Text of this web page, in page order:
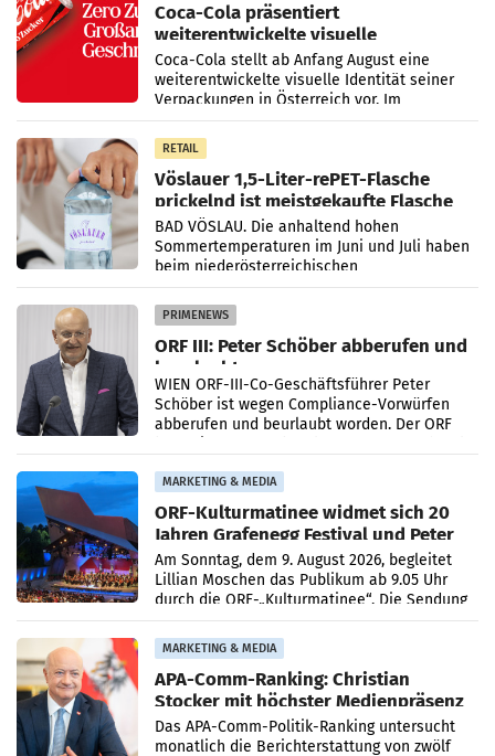
Coca-Cola präsentiert
weiterentwickelte visuelle
Markenidentität
Coca-Cola stellt ab Anfang August eine
weiterentwickelte visuelle Identität seiner
Verpackungen in Österreich vor. Im
Mittelpunkt des Redesigns stehen zentrale
Gestaltungselemente
RETAIL
Vöslauer 1,5-Liter-rePET-Flasche
prickelnd ist meistgekaufte Flasche
Österreichs
BAD VÖSLAU. Die anhaltend hohen
Sommertemperaturen im Juni und Juli haben
beim niederösterreichischen
Getränkehersteller Vöslauer zu deutlichen
Absatzzuwächsen geführt. Während
PRIMENEWS
ORF III: Peter Schöber abberufen und
beurlaubt
WIEN ORF-III-Co-Geschäftsführer Peter
Schöber ist wegen Compliance-Vorwürfen
abberufen und beurlaubt worden. Der ORF
MARKETING & MEDIA
ORF-Kulturmatinee widmet sich 20
Jahren Grafenegg Festival und Peter
Simonischek
Am Sonntag, dem 9. August 2026, begleitet
Lillian Moschen das Publikum ab 9.05 Uhr
durch die ORF-„Kulturmatinee“. Die Sendung
startet mit der Dokumentation „20 Jahre
Grafenegg
MARKETING & MEDIA
APA-Comm-Ranking: Christian
Stocker mit höchster Medienpräsenz
im Juli
Das APA-Comm-Politik-Ranking untersucht
monatlich die Berichterstattung von zwölf